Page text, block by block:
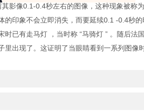
影像0.1-0.4秒左右的图像，这种现象被称
印象不会立即消失，而要延续0.1 -0.4秒
有走马灯 ，当时称 “马骑灯 ” 。随后法
出现了。这证明了当眼睛看到一系列图像